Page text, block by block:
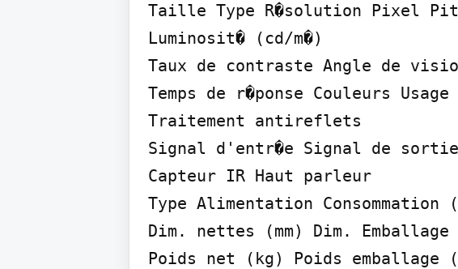
Taille Type R�solution Pixel
Luminosit� (cd/m�)
Taux de contraste Angle de
Temps de r�ponse Couleurs Usage
Traitement antireflets
Signal d'entr�e Signal de
Capteur IR Haut parleur
Type Alimentation
Dim. nettes (mm) Dim. Emballage
Poids net (kg) Poids emballage